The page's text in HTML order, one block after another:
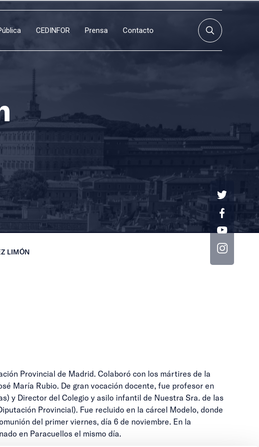
CEDINFOR Prensa Contacto
LIMÓN
Provincial de Madrid. Colaboró con los mártires de la
María Rubio. De gran vocación docente, fue profesor en
y Director del Colegio y asilo infantil de Nuestra Sra. de las
Provincial). Fue recluido en la cárcel Modelo, donde
del primer viernes, día 6 de noviembre. En la
en Paracuellos el mismo día.